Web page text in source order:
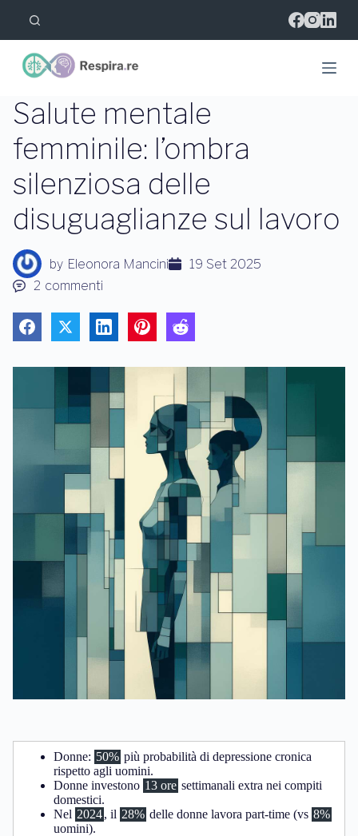
l
l
c
n
t
n
t
o
Salute mentale
femminile: l’ombra
silenziosa delle
disuguaglianze sul lavoro
by Eleonora Mancini
19 Set 2025
2 commenti
Donne: 50% più probabilità di depressione cronica
rispetto agli uomini.
Donne investono 13 ore settimanali extra nei compiti
domestici.
Nel 2024, il 28% delle donne lavora part-time (vs 8%
uomini).